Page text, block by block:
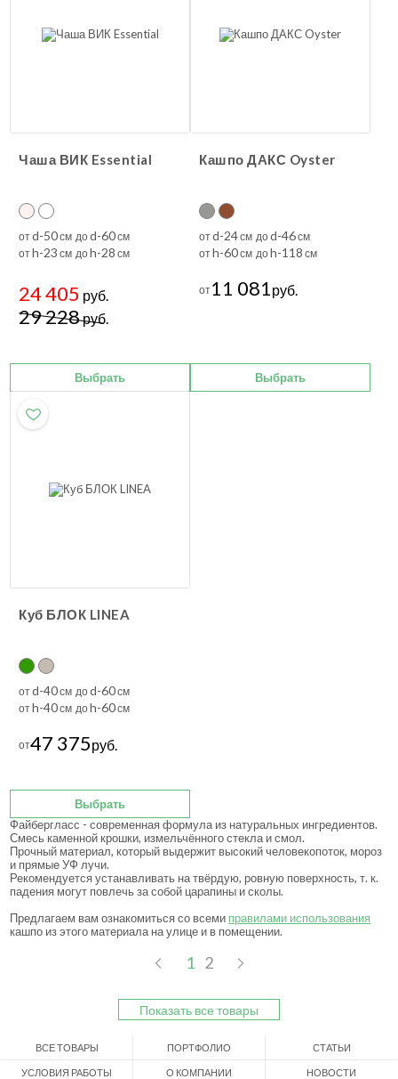
Чаша ВИК Essential
отd-50см доd-60см
отh-23 см доh-28 см
24 405 руб.
29 228руб.
Выбрать
Кашпо ДАКС Oyster
отd-24см доd-46см
отh-60см доh-118 см
от11 081руб.
Выбрать
Куб БЛОК LINEA
отd-40см доd-60см
отh-40см доh-60см
от47 375руб.
Выбрать
Файбергласс - современная формула из натуральных ингредиентов.
Смесь каменной крошки, измельчённого стекла и смол.
Прочный материал, который выдержит высокий человекопоток, мороз
и прямые УФ лучи.
Рекомендуется устанавливать на твёрдую, ровную поверхность, т. к.
падения могут повлечь за собой царапины и сколы.
Предлагаем вам ознакомиться со всеми правилами использования
кашпо из этого материала на улице и в помещении.
1 2
Показать все товары
ВСЕ ТОВАРЫ ПОРТФОЛИО СТАТЬИ
УСЛОВИЯ РАБОТЫ О КОМПАНИИ НОВОСТИ